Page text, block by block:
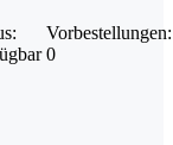
Vorbestellungen:
0